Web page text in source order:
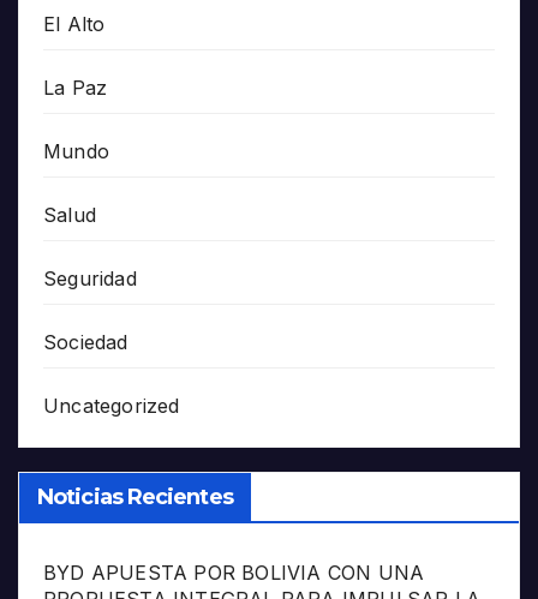
El Alto
La Paz
Mundo
Salud
Seguridad
Sociedad
Uncategorized
Noticias Recientes
BYD APUESTA POR BOLIVIA CON UNA